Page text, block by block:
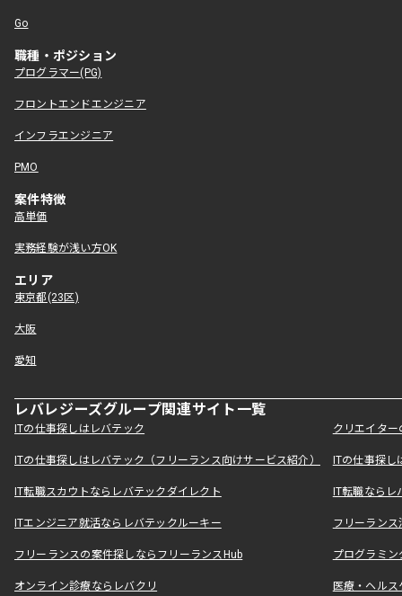
Go
職種・ポジション
プログラマー(PG)
フロントエンドエンジニア
インフラエンジニア
PMO
案件特徴
高単価
実務経験が浅い方OK
エリア
東京都(23区)
大阪
愛知
レバレジーズグループ関連サイト一覧
ITの仕事探しはレバテック クリエイタ
ITの仕事探しはレバテック（フリーランス向けサービス紹介） ITの仕事探
IT転職スカウトならレバテックダイレクト IT転職なら
ITエンジニア就活ならレバテックルーキー フリーラン
フリーランスの案件探しならフリーランスHub プログラミ
オンライン診療ならレバクリ 医療・ヘル